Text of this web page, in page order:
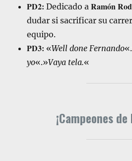
PD2: Dedicado aRamón
dudar si sacrificar su
equipo.
PD3: «Well done Fernando
yo«.»Vaya tela.«
¡Campeones de